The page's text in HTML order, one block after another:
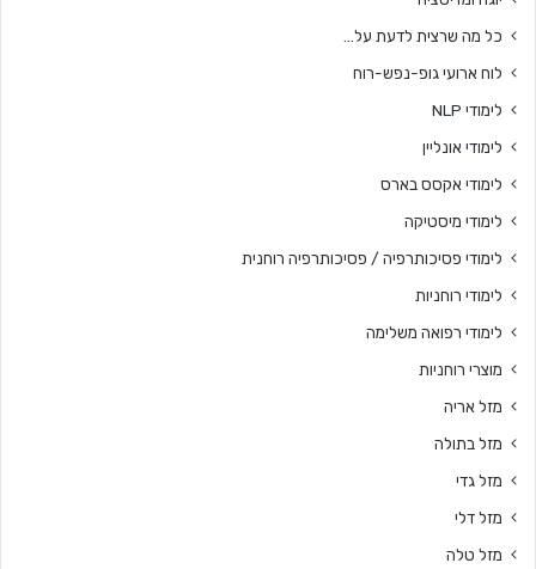
כל מה שרצית לדעת על…
לוח ארועי גופ-נפש-רוח
לימודי NLP
לימודי אונליין
לימודי אקסס בארס
לימודי מיסטיקה
לימודי פסיכותרפיה / פסיכותרפיה רוחנית
לימודי רוחניות
לימודי רפואה משלימה
מוצרי רוחניות
מזל אריה
מזל בתולה
מזל גדי
מזל דלי
מזל טלה